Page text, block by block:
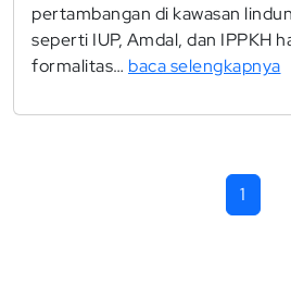
pertambangan di kawasan
seperti IUP, Amdal, dan IPPKH
formalitas… baca selengkapnya
1